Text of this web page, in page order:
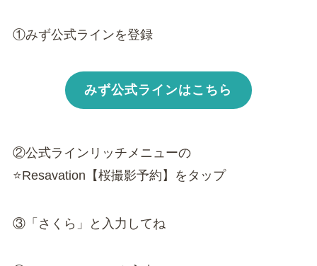
①みず公式ラインを登録
みず公式ラインはこちら
②公式ラインリッチメニューの
⭐️Resavation【桜撮影予約】をタップ
③「さくら」と入力してね